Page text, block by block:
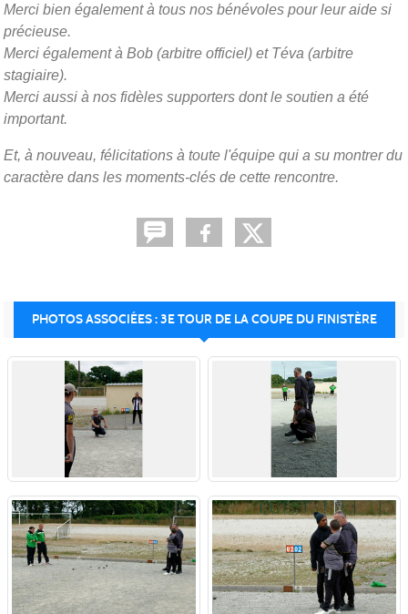
Merci bien également à tous nos bénévoles pour leur aide si
précieuse.
Merci également à Bob (arbitre officiel) et Téva (arbitre
stagiaire).
Merci aussi à nos fidèles supporters dont le soutien a été
important.
Et, à nouveau, félicitations à toute l'équipe qui a su montrer du
caractère dans les moments-clés de cette rencontre.
PHOTOS ASSOCIÉES : 3E TOUR DE LA COUPE DU FINISTÈRE